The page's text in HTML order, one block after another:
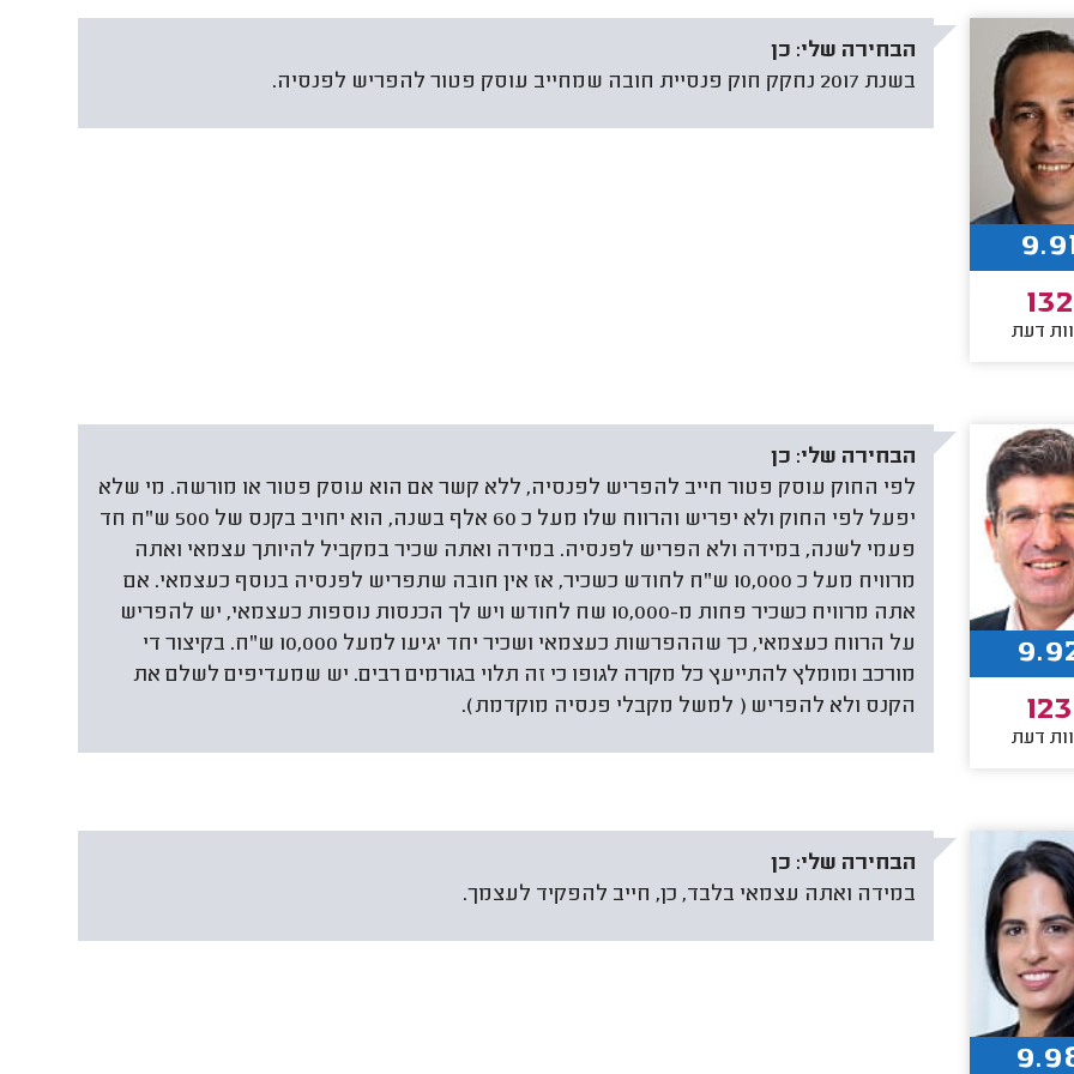
הבחירה שלי: כן
בשנת 2017 נחקק חוק פנסיית חובה שמחייב עוסק פטור להפריש לפנסיה.
132
דעת
הבחירה שלי: כן
לפי החוק עוסק פטור חייב להפריש לפנסיה, ללא קשר אם הוא עוסק פטור או מורשה. מי שלא
יפעל לפי החוק ולא יפריש והרווח שלו מעל כ 60 אלף בשנה, הוא יחויב בקנס של 500 ש"ח חד
פעמי לשנה, במידה ולא הפריש לפנסיה. במידה ואתה שכיר במקביל להיותך עצמאי ואתה
מרוויח מעל כ 10,000 ש"ח לחודש כשכיר, אז אין חובה שתפריש לפנסיה בנוסף כעצמאי. אם
אתה מרוויח כשכיר פחות מ-10,000 שח לחודש ויש לך הכנסות נוספות כעצמאי, יש להפריש
על הרווח כעצמאי, כך שההפרשות כעצמאי ושכיר יחד יגיעו למעל 10,000 ש"ח. בקיצור די
מורכב ומומלץ להתייעץ כל מקרה לגופו כי זה תלוי בגורמים רבים. יש שמעדיפים לשלם את
הקנס ולא להפריש ( למשל מקבלי פנסיה מוקדמת).
123
דעת
הבחירה שלי: כן
במידה ואתה עצמאי בלבד, כן, חייב להפקיד לעצמך.